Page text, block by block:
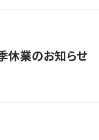
休業のお知らせ